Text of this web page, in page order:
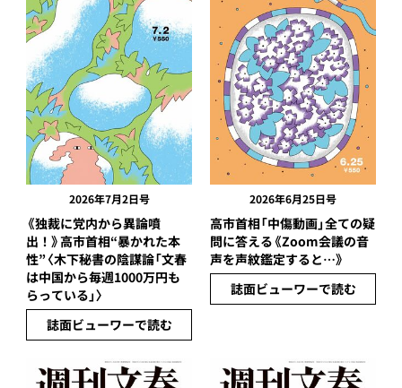
2026年7月2日号
《独裁に党内から異論噴
出！》高市首相“暴かれた本
性”〈木下秘書の陰謀論「文春
は中国から毎週1000万円も
らっている」〉
誌面ビューワーで読む
2026年6月25日号
高市首相「中傷動画」全ての疑
問に答える《Zoom会議の音
声を声紋鑑定すると…》
誌面ビューワーで読む